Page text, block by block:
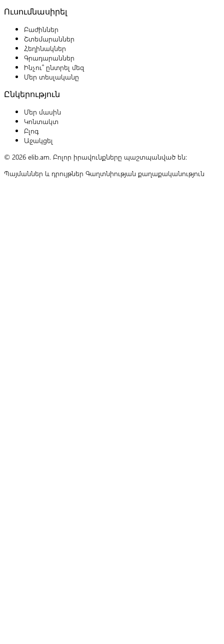
Ուսումնասիրել
Բաժիններ
Շտեմարաններ
Հեղինակներ
Գրադարաններ
Ինչու՞ ընտրել մեզ
Մեր տեսլականը
Ընկերություն
Մեր մասին
Կոնտակտ
Բլոգ
Աջակցել
© 2026 elib.am. Բոլոր իրավունքները պաշտպանված են:
Պայմաններ և դրույթներ Գաղտնիության քաղաքականություն